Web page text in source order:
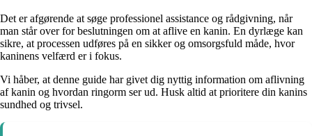
Det er afgørende at søge professionel assistance og rådgivning, når
man står over for beslutningen om at aflive en kanin. En dyrlæge kan
sikre, at processen udføres på en sikker og omsorgsfuld måde, hvor
kaninens velfærd er i fokus.
Vi håber, at denne guide har givet dig nyttig information om aflivning
af kanin og hvordan ringorm ser ud. Husk altid at prioritere din kanins
sundhed og trivsel.